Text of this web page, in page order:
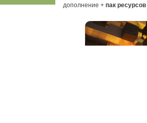
дополнение + пак ресурсов